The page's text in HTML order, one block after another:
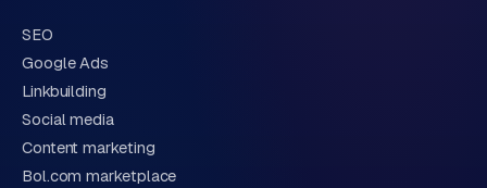
Verstuur aanvraag
We behandelen je gegevens zorgvuldig conform onze
privacyverklaring. Of bel direct
SEO
Google Ads
Linkbuilding
Social media
Content marketing
Bol.com marketplace